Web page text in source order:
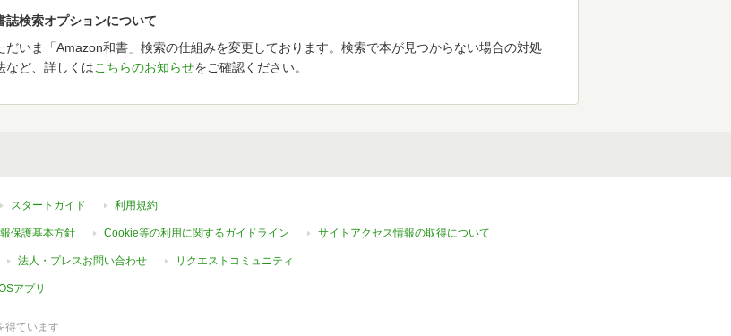
誌検索オプションについて
だいま「Amazon和書」検索の仕組みを変更しております。検索で本が見つからない場合の対処
など、詳しくはこちらのお知らせをご確認ください。
スタートガイド 利用規約
保護基本方針 Cookie等の利用に関するガイドライン サイトアクセス情報の取得について
法人・プレスお問い合わせ リクエストコミュニティ
アプリ
得ています